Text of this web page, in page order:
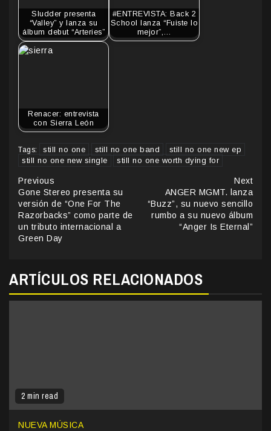
Sludder presenta
“Valley” y lanza su
álbum debut “Arteries”
#ENTREVISTA: Back 2
School lanza “Fuiste lo
mejor”,…
Renacer: entrevista
con Sierra León
Tags: still no one still no one band
still no one new ep
still no one new single
still no one worth dying for
Continue
Reading
Previous
Gone Stereo presenta su
versión de “One For The
Razorbacks” como parte de
un tributo internacional a
Green Day
Next
ANGER MGMT. lanza
“Buzz”, su nuevo sencillo
rumbo a su nuevo álbum
“Anger Is Eternal”
ARTÍCULOS RELACIONADOS
2 min read
NUEVA MÚSICA